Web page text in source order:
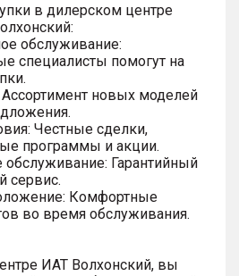
в дилерском центре
обслуживание:
специалисты помогут на
новых моделей
Честные сделки,
программы и акции.
Гарантийный
сервис.
Комфортные
во время обслуживания.
ИАТ Волхонский, вы